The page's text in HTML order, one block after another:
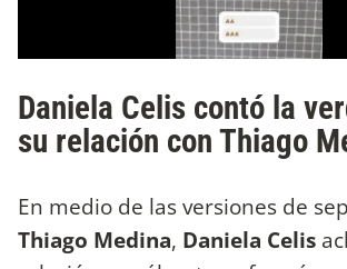
Daniela Celis contó la
su relación con Thiago
En medio de las versiones de
Thiago Medina, Daniela Celis